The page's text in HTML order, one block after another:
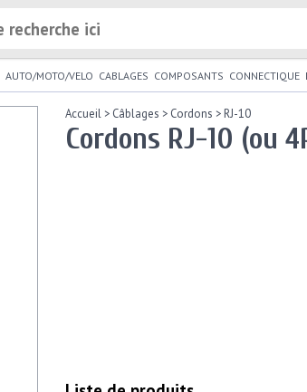
AUTO/MOTO/VELO CABLAGES COMPOSANTS CONNECTIQUE
Accueil > Câblages > Cordons >RJ-10
Cordons RJ-10 (ou